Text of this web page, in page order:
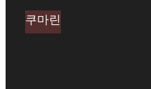
쿠마린